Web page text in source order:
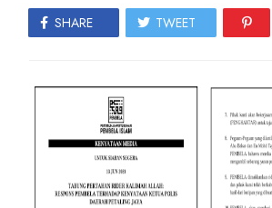
SHARE TWEET